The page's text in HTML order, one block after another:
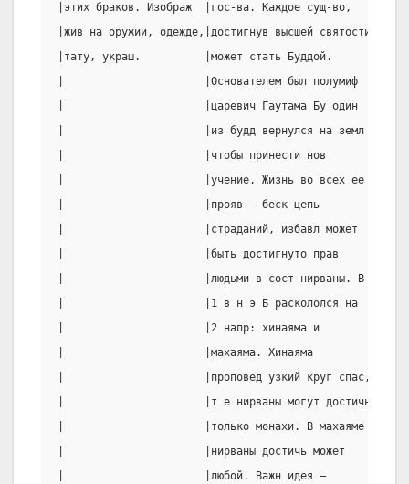
|этих браков. Изображ  |гос-ва. Каждое сущ-во,
|жив на оружии, одежде,|достигнув высшей
|тату, украш.          |может стать Буддой.
|                      |Основателем был полумиф  |чел
|                      |царевич Гаутама Бу один
|                      |из будд вернулся на земл |Соц:
|                      |чтобы принести нов
|                      |учение. Жизнь во всех ее
|                      |прояв – беск цепь
|                      |страданий, избавл может
|                      |быть достигнуто прав     |соед
|                      |людьми в сост нирваны. В |и
|                      |1 в н э Б раскололся на
|                      |2 напр: хинаяма и
|                      |махаяма. Хинаяма
|                      |проповед узкий круг
|                      |т е нирваны могут
|                      |только монахи. В махаяме
|                      |нирваны достичь может
|                      |любой. Важн идея –       |по